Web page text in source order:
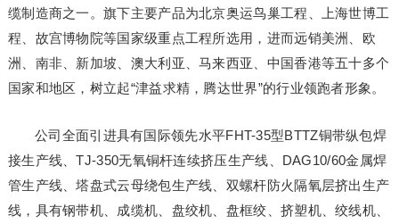
缆制造商之一。旗下主要产品为北京奥运鸟巢工程、上海世博工
程、故宫博物院等国家级重点工程所选用，进而远销美洲、欧
洲、南非、新加坡、澳大利亚、马来西亚、中国香港等五十多个
国家和地区，树立起“津益求精，腾达世界”的行业领跑者形象。
公司全面引进具有国际领先水平FHT-35型BTTZ铜带纵包焊
接生产线、TJ-350无氧铜杆连续挤压生产线、DAG10/60金属焊
管生产线、塔盘式云母绕包生产线、双螺杆防火隔氧层挤出生产
线，具有钢带机、成缆机、盘绞机、盘框绞、挤塑机、绞线机、